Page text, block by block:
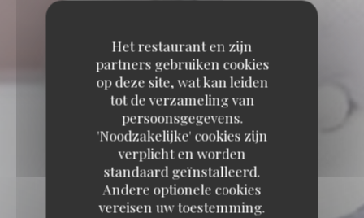
Het restaurant en zijn
partners gebruiken cookies
op deze site, wat kan leiden
tot de verzameling van
persoonsgegevens.
'Noodzakelijke' cookies zijn
verplicht en worden
standaard geïnstalleerd.
Andere optionele cookies
vereisen uw toestemming.